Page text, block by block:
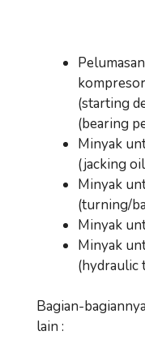
(starting
(bearing
Minyak
(jacking
Minyak
(turning/
Minyak
Minyak
(hydraulic
Bagian-
lain :